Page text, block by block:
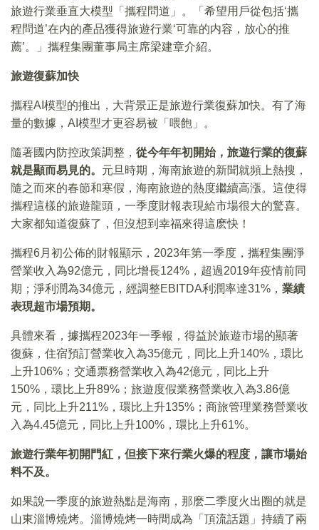
旅遊行業垂直大模型「攜程問道」。「希望用戶從包括‘攜
程問道’在内的產品獲得旅遊行業‘可靠的内容，放心的推
薦’。」攜程集團董事局主席梁建章介紹。
旅遊復蘇加快
攜程AI模型的推出，大背景正是旅遊行業復蘇加快。有了海
量的數據，AI模型才更容易被「喂飽」。
隨著國内防控政策調整， 從今年年初開始，旅遊行業的復蘇
就是顯而易見的。 元旦時期，海南旅遊的新聞就頻上熱搜，
隨之而來的春節和寒假，海南旅遊的熱度繼續高漲。這使得
攜程這樣的旅遊龍頭，一季度財報表現給市場很大的驚喜。
大家都知道復蘇了，但沒想到幸福來得這麽快！
攜程6月初公佈的財報顯示，2023年第一季度，攜程集團淨
營業收入為92億元，同比增長124%，超過2019年疫情前同
期；淨利潤為34億元，經調整EBITDA利潤率達31%， 業績
表現超市場預期。
具體來看，據攜程2023年一季報，得益於旅遊市場的顯著
復蘇，住宿預訂營業收入為35億元，同比上升140%，環比
上升106%；交通票務營業收入為42億元，同比上升
150%，環比上升89%；旅遊度假業務營業收入為3.86億
元，同比上升211%，環比上升135%；商旅管理業務營業收
入為4.45億元，同比上升100%，環比上升61%。
旅遊行業年初開門紅，但接下來行業火爆的程度，讓市場始
料不及。
如果說一季度的旅遊熱點是海南，那麽二季度火出圈的就是
山東淄博燒烤。淄博燒烤一時間成為「頂流話題」持續了兩